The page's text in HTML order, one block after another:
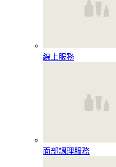
線上服務
面部調理服務